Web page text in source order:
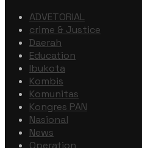
ADVETORIAL
crime & Justice
Daerah
Education
Ibukota
Kombis
Komunitas
Kongres PAN
Nasional
News
Operation